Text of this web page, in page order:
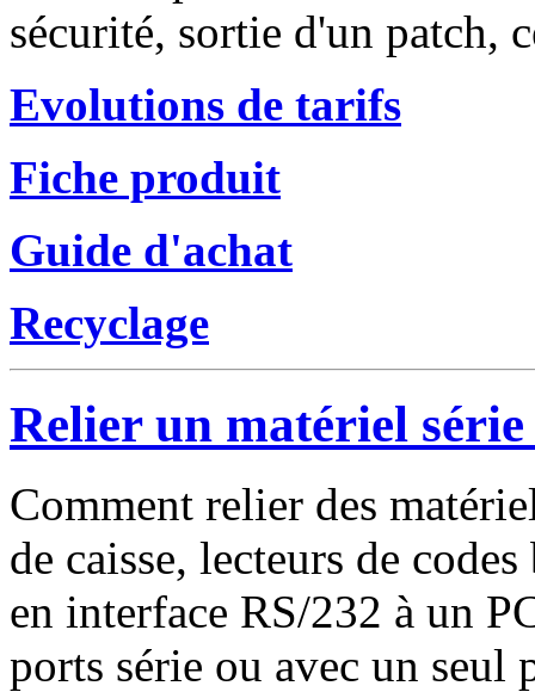
sécurité, sortie d'un patch,
Evolutions de tarifs
Fiche produit
Guide d'achat
Recyclage
Relier un matériel
Comment relier des
de caisse, lecteurs de
en interface RS/232 à un
ports série ou avec un seul